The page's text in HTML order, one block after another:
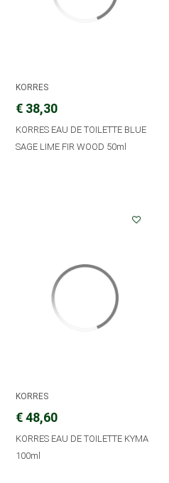
KORRES
€ 38,30
KORRES EAU DE TOILETTE BLUE
SAGE LIME FIR WOOD 50ml
KORRES
€ 48,60
KORRES EAU DE TOILETTE KYMA
100ml